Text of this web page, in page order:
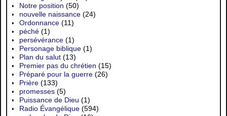
Notre position (50)
nouvelle naissance (24)
Ordonnance (11)
péché (1)
persévérance (1)
Personage biblique (1)
Plan du salut (13)
Premier pas du chrétien (15)
Préparé pour la guerre (26)
Prière (133)
promesses (5)
Puissance de Dieu (1)
Radio Évangélique (594)